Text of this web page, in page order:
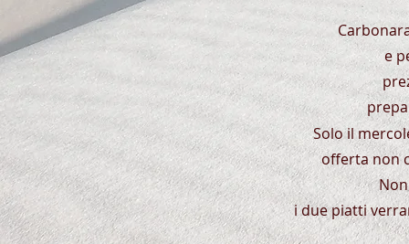
e
Solo il
offerta non
i due piatti